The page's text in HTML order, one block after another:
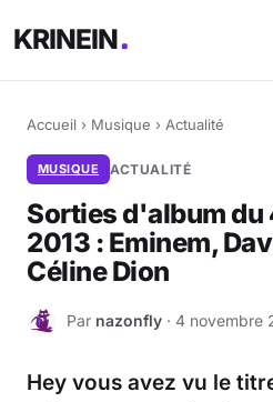
KRINEIN
Accueil › Musique › Actualité
MUSIQUE ACTUALITÉ
Sorties d'album du
2013 : Eminem,
Céline Dion
N Par nazonfly · 4 novembre
Hey vous avez vu le